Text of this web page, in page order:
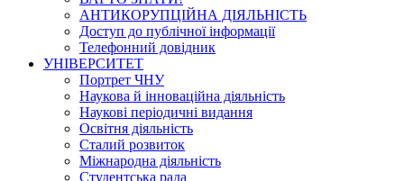
АНТИКОРУПЦІЙНА ДІЯЛЬНІСТЬ
Доступ до публічної інформації
Телефонний довідник
УНІВЕРСИТЕТ
Портрет ЧНУ
Наукова й інноваційна діяльність
Наукові періодичні видання
Освітня діяльність
Сталий розвиток
Міжнародна діяльність
Студентська рада